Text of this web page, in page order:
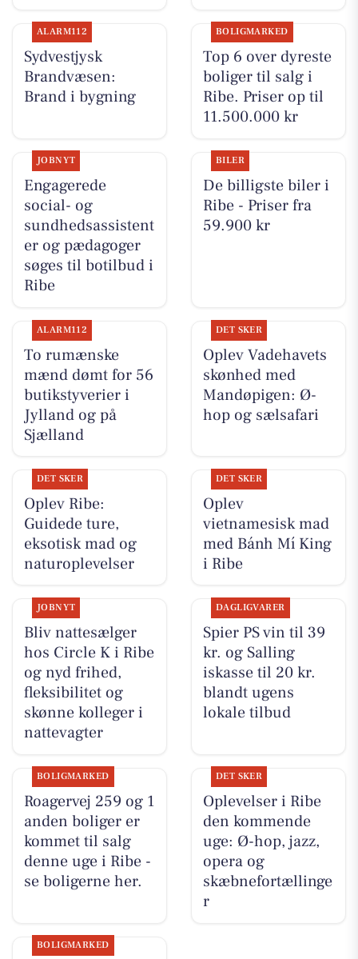
ALARM112
Sydvestjysk
Brandvæsen:
Brand i bygning
BOLIGMARKED
Top 6 over dyreste
boliger til salg i
Ribe. Priser op til
11.500.000 kr
JOBNYT
Engagerede
social- og
sundhedsassistent
er og pædagoger
søges til botilbud i
Ribe
BILER
De billigste biler i
Ribe - Priser fra
59.900 kr
ALARM112
To rumænske
mænd dømt for 56
butikstyverier i
Jylland og på
Sjælland
DET SKER
Oplev Vadehavets
skønhed med
Mandøpigen: Ø-
hop og sælsafari
DET SKER
Oplev Ribe:
Guidede ture,
eksotisk mad og
naturoplevelser
DET SKER
Oplev
vietnamesisk mad
med Bánh Mí King
i Ribe
JOBNYT
Bliv nattesælger
hos Circle K i Ribe
og nyd frihed,
fleksibilitet og
skønne kolleger i
nattevagter
DAGLIGVARER
Spier PS vin til 39
kr. og Salling
iskasse til 20 kr.
blandt ugens
lokale tilbud
BOLIGMARKED
Roagervej 259 og 1
anden boliger er
kommet til salg
denne uge i Ribe -
se boligerne her.
DET SKER
Oplevelser i Ribe
den kommende
uge: Ø-hop, jazz,
opera og
skæbnefortællinge
r
BOLIGMARKED